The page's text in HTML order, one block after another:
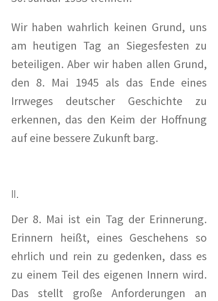
Impressum
Tagesstatistik
In Memorian
Kaffeetreffen
Kalender 2021
Kasse
Kontakt
Wir haben wahrlich keinen Grund, uns
am heutigen Tag an Siegesfesten zu
beteiligen. Aber wir haben allen Grund,
den 8. Mai 1945 als das Ende eines
Irrweges deutscher Geschichte zu
erkennen, das den Keim der Hoffnung
auf eine bessere Zukunft barg.
II.
Der 8. Mai ist ein Tag der Erinnerung.
Erinnern heißt, eines Geschehens so
ehrlich und rein zu gedenken, dass es
zu einem Teil des eigenen Innern wird.
Das stellt große Anforderungen an